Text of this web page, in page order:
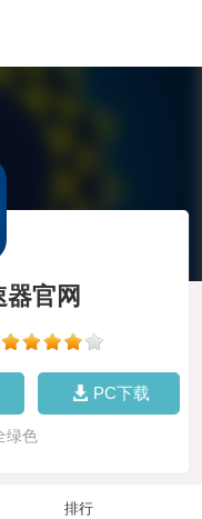
官网
PC下载
绿色
排行